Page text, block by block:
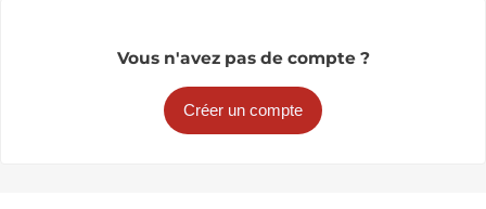
Vous n'avez pas de compte ?
Créer un compte